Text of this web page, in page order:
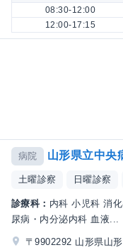
08:30-12:00
12:00-17:15
病院 山形県立中央
土曜診察 日曜診察
診療科： 内科 小児科 消
尿病・内分泌内科 血液...
〒9902292 山形県山